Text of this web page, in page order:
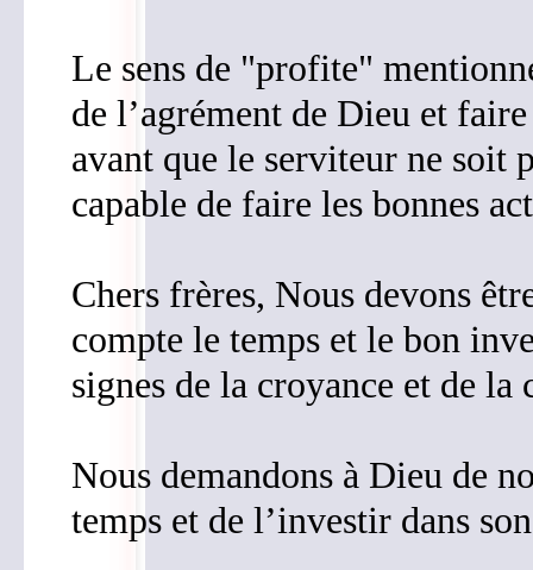
Le sens de "profite"
de l’agrément de Dieu et
avant que le serviteur ne soit
capable de faire les bonnes
Chers frères, Nous devons
compte le temps et le bon
signes de la croyance et de la
Nous demandons à Dieu de
temps et de l’investir dans